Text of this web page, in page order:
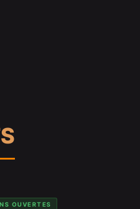
OUVERTES